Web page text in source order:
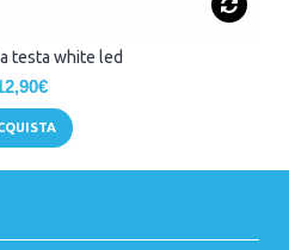
testa white led